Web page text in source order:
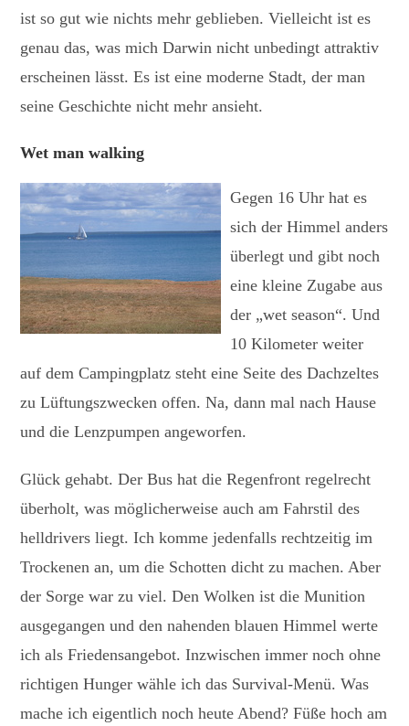
ist so gut wie nichts mehr geblieben. Vielleicht ist es
genau das, was mich Darwin nicht unbedingt attraktiv
erscheinen lässt. Es ist eine moderne Stadt, der man
seine Geschichte nicht mehr ansieht.
Wet man walking
Gegen 16 Uhr hat es
sich der Himmel anders
überlegt und gibt noch
eine kleine Zugabe aus
der „wet season“. Und
10 Kilometer weiter
auf dem Campingplatz steht eine Seite des Dachzeltes
zu Lüftungszwecken offen. Na, dann mal nach Hause
und die Lenzpumpen angeworfen.
Glück gehabt. Der Bus hat die Regenfront regelrecht
überholt, was möglicherweise auch am Fahrstil des
helldrivers liegt. Ich komme jedenfalls rechtzeitig im
Trockenen an, um die Schotten dicht zu machen. Aber
der Sorge war zu viel. Den Wolken ist die Munition
ausgegangen und den nahenden blauen Himmel werte
ich als Friedensangebot. Inzwischen immer noch ohne
richtigen Hunger wähle ich das Survival-Menü. Was
mache ich eigentlich noch heute Abend? Füße hoch am